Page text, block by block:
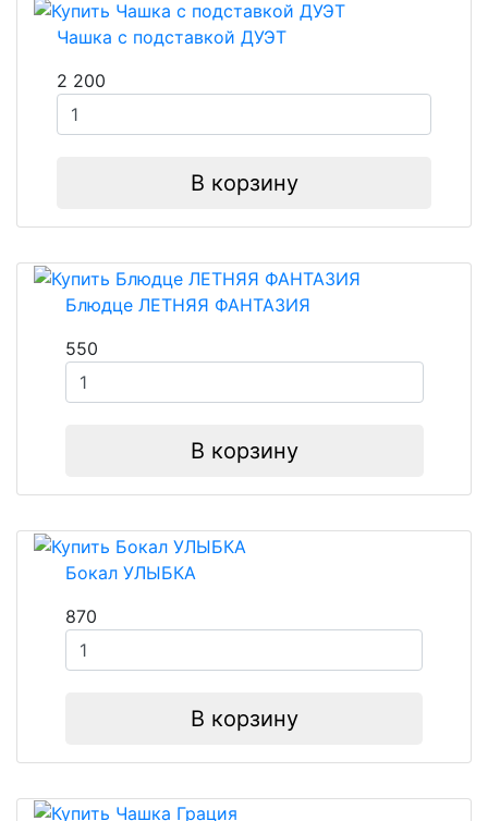
Чашка с подставкой ДУЭТ
2 200
В корзину
Блюдце ЛЕТНЯЯ ФАНТАЗИЯ
550
В корзину
Бокал УЛЫБКА
870
В корзину